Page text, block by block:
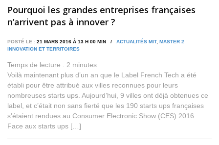
Pourquoi les grandes entreprises françaises
n’arrivent pas à innover ?
POSTÉ LE : 21 MARS 2016 À 13 H 00 MIN / ACTUALITÉS MIT, MASTER 2
INNOVATION ET TERRITOIRES
Temps de lecture : 2 minutes
Voilà maintenant plus d’un an que le Label French Tech a été
établi pour être attribué aux villes reconnues pour leurs
nombreuses starts ups. Aujourd’hui, 9 villes ont déjà obtenues ce
label, et c’était non sans fierté que les 190 starts ups françaises
s’étaient rendues au Consumer Electronic Show (CES) 2016.
Face aux starts ups […]